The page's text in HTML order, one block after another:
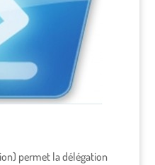
permet la délégation